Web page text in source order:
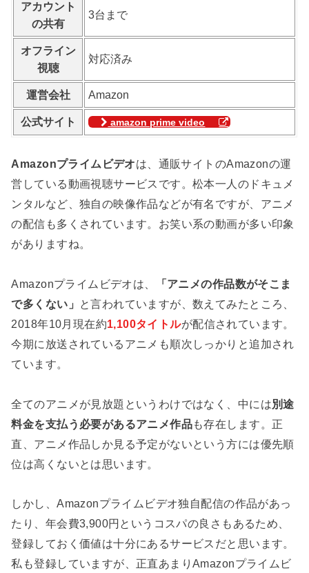
アカウント
の共有
3台まで
オフライン
視聴
対応済み
運営会社 Amazon
公式サイト amazon prime video
Amazonプライムビデオは、通販サイトのAmazonの運
営している動画視聴サービスです。松本一人のドキュメ
ンタルなど、独自の映像作品などが有名ですが、アニメ
の配信も多くされています。お笑い系の動画が多い印象
がありますね。
Amazonプライムビデオは、
「アニメの作品数がそこま
で多くない」
と言われていますが、数えてみたところ、
2018年10月現在約1,100タイトルが配信されています。
今期に放送されているアニメも順次しっかりと追加され
ています。
全てのアニメが見放題というわけではなく、中には別途
料金を支払う必要があるアニメ作品も存在します。正
直、アニメ作品しか見る予定がないという方には優先順
位は高くないとは思います。
しかし、Amazonプライムビデオ独自配信の作品があっ
たり、年会費3,900円というコスパの良さもあるため、
登録しておく価値は十分にあるサービスだと思います。
私も登録していますが、正直あまりAmazonプライムビ